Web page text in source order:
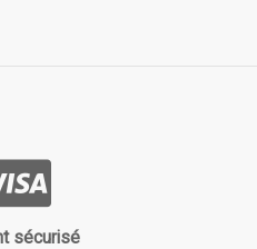
sécurisé